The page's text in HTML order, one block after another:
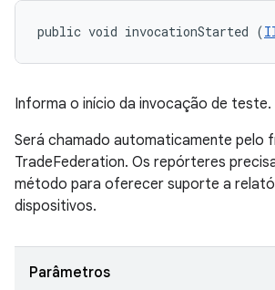
public void invocationStarted (
Informa o início da invocação de teste.
Será chamado automaticamente pelo
TradeFederation. Os repórteres
método para oferecer suporte a
dispositivos.
Parâmetros